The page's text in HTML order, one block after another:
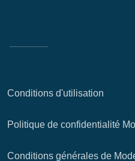
Conditions d'utilisation
Politique de confidentialité
Conditions générales de